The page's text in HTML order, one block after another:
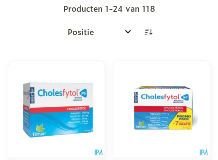
Producten 1-24 van 118
Sorteer op: